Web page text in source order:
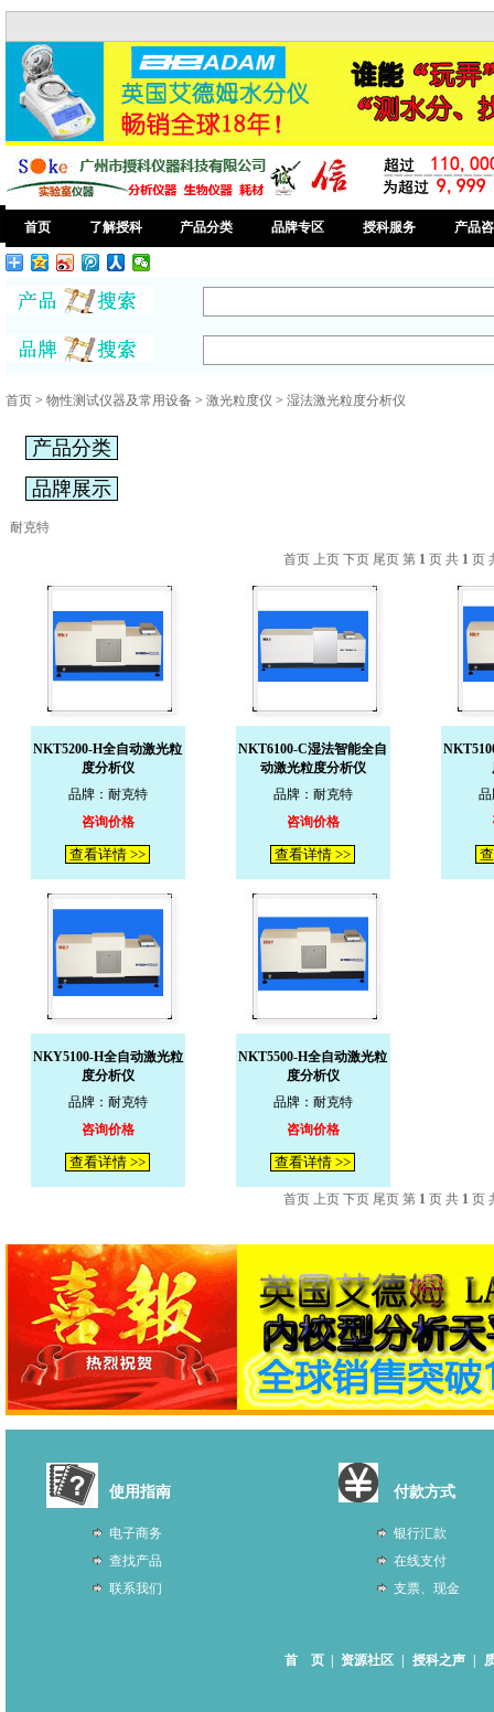
首页 了解授科 产品分类 品牌专区 授科服务 产品
首页> 物性测试仪器及常用设备 > 激光粒度仪 > 湿法激光粒度分析仪
产品分类
品牌展示
耐克特
首页 上页 下页 尾页 第 1 页 共 1 页
NKT5200-H全自动激光粒
度分析仪
品牌：耐克特
咨询价格
查看详情 >>
NKT6100-C湿法智能全自
动激光粒度分析仪
品牌：耐克特
咨询价格
查看详情 >>
NKY5100-H全自动激光粒
度分析仪
品牌：耐克特
咨询价格
查看详情 >>
NKT5500-H全自动激光粒
度分析仪
品牌：耐克特
咨询价格
查看详情 >>
首页 上页 下页 尾页 第 1 页 共 1 页
使用指南
电子商务
查找产品
联系我们
付款方式
银行汇款
在线支付
支票、现金
首 页 资源社区 授科之声